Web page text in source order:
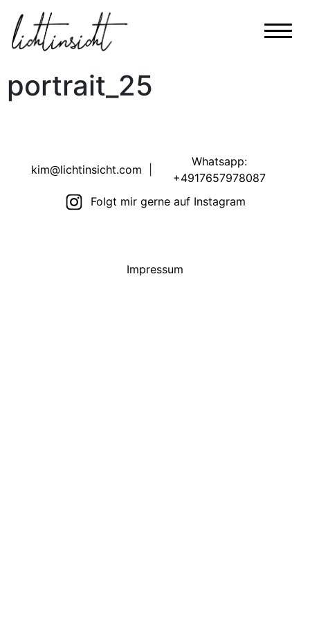
portrait_25
kim@lichtinsicht.com
Whatsapp:
+4917657978087
Folgt mir gerne auf Instagram
Impressum